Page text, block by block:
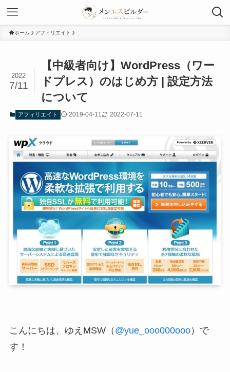
ホーム アフィリエイト
【中級者向け】WordPress（ワー
ドプレス）のはじめ方 | 設定方法
について
2022
7/11
アフィリエイト 2019-04-11 2022-07-11
こんにちは、ゆえMSW（ @yue_ooo000ooo）で
す！